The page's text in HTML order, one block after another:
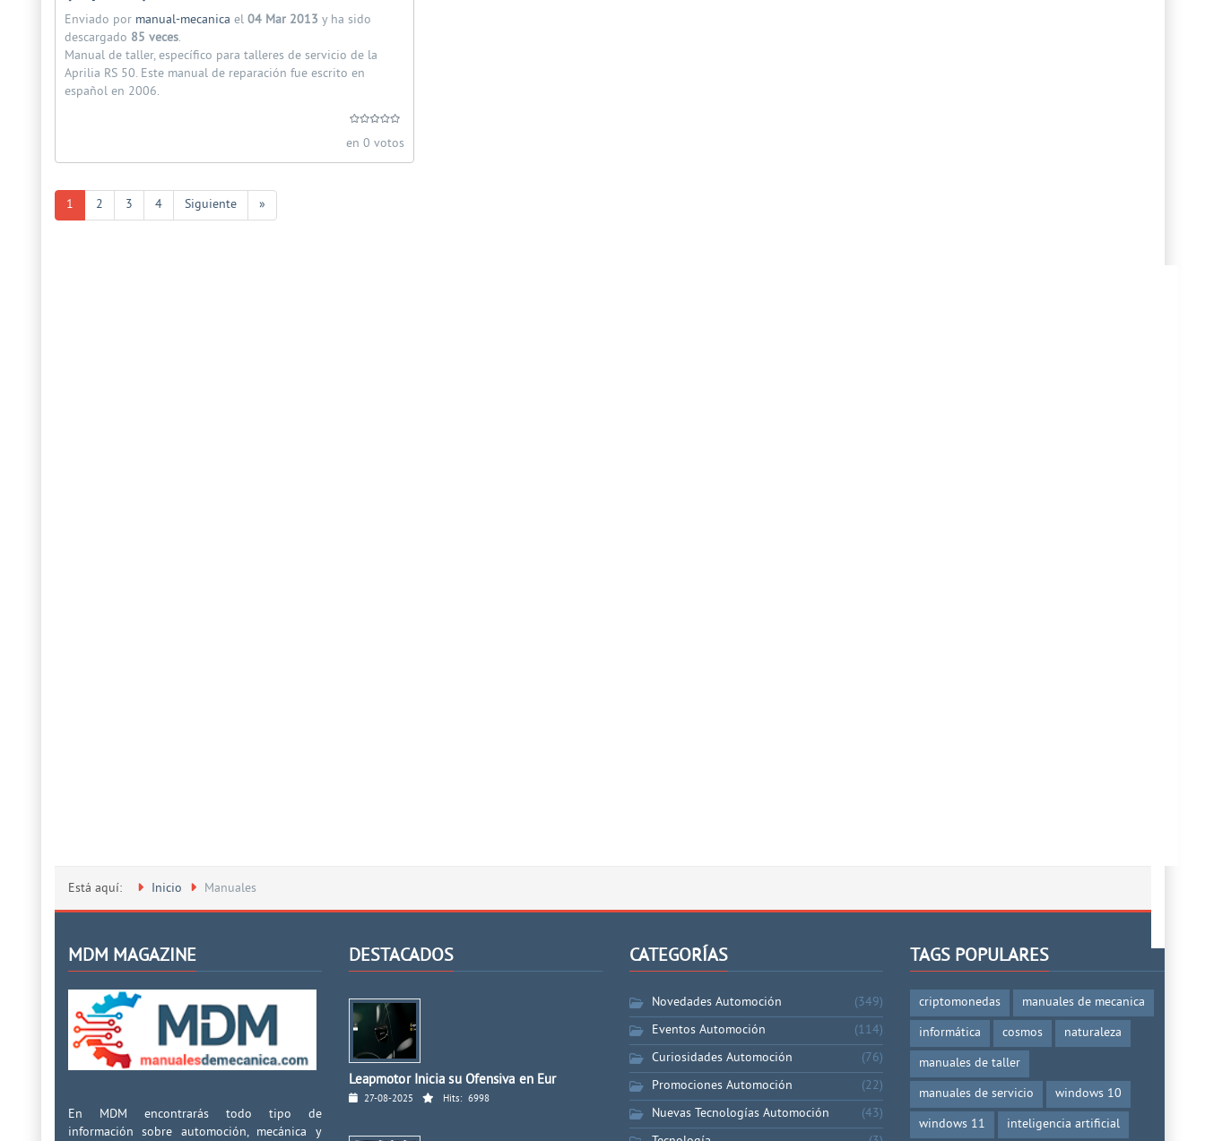
Enviado por manual-mecanica el 04 Mar 2013 y ha sido
descargado 85 veces.
Manual de taller, específico para talleres de servicio de la
Aprilia RS 50. Este manual de reparación fue escrito en
español en 2006.
en 0 votos
1 2 3 4 Siguiente »
Está aquí: Inicio Manuales
MDM MAGAZINE
En MDM encontrarás todo tipo de
información sobre automoción, mecánica y
DESTACADOS
Leapmotor Inicia su Ofensiva en Eur
27-08-2025 Hits: 6998
CATEGORÍAS
Novedades Automoción
(349)
Eventos Automoción
(114)
Curiosidades Automoción
(76)
Promociones Automoción
(22)
Nuevas Tecnologías Automoción
(43)
TAGS POPULARES
criptomonedas
manuales de mecanica
informática
cosmos
naturaleza
manuales de taller
manuales de servicio
windows 10
windows 11
inteligencia artificial